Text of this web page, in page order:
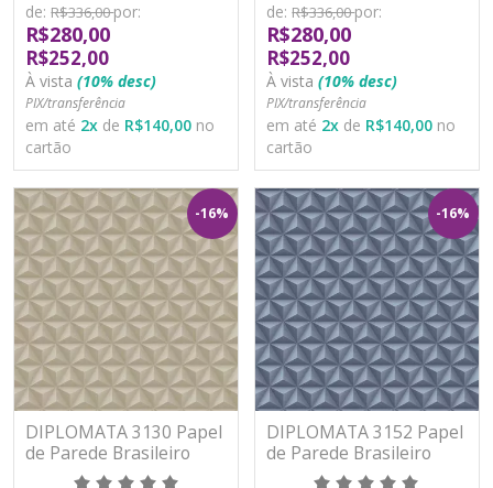
de: R$336,00por:
R$280,00
R$252,00
À vista (10% desc)
PIX/transferência
em até 2x de R$140,00 no
cartão
de: R$336,00por:
R$280,00
R$252,00
À vista (10% desc)
PIX/transferência
em até 2x de R$140,00 no
cartão
-16%
DIPLOMATA 3130 Papel
de Parede Brasileiro
Vinilizado
-16%
DIPLOMATA 3152 Papel
de Parede Brasileiro
Vinilizado